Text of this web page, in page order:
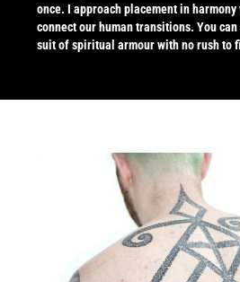
once. I approach placement in
connect our human transitions. You
suit of spiritual armour with no rush to